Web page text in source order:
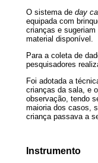
O sistema de day
equipada com
crianças e
material disponível.
Para a coleta de
pesquisadores
Foi adotada a
crianças da sala, e
observação, tendo
maioria dos casos,
criança passava a
Instrumento